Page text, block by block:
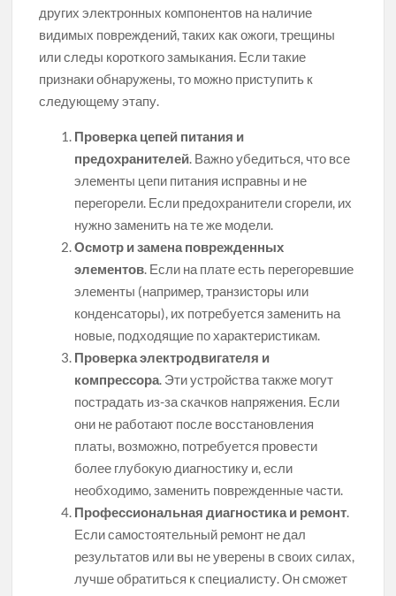
других электронных компонентов на наличие
видимых повреждений, таких как ожоги, трещины
или следы короткого замыкания. Если такие
признаки обнаружены, то можно приступить к
следующему этапу.
Проверка цепей питания и
предохранителей. Важно убедиться, что все
элементы цепи питания исправны и не
перегорели. Если предохранители сгорели, их
нужно заменить на те же модели.
Осмотр и замена поврежденных
элементов. Если на плате есть перегоревшие
элементы (например, транзисторы или
конденсаторы), их потребуется заменить на
новые, подходящие по характеристикам.
Проверка электродвигателя и
компрессора. Эти устройства также могут
пострадать из-за скачков напряжения. Если
они не работают после восстановления
платы, возможно, потребуется провести
более глубокую диагностику и, если
необходимо, заменить поврежденные части.
Профессиональная диагностика и ремонт.
Если самостоятельный ремонт не дал
результатов или вы не уверены в своих силах,
лучше обратиться к специалисту. Он сможет